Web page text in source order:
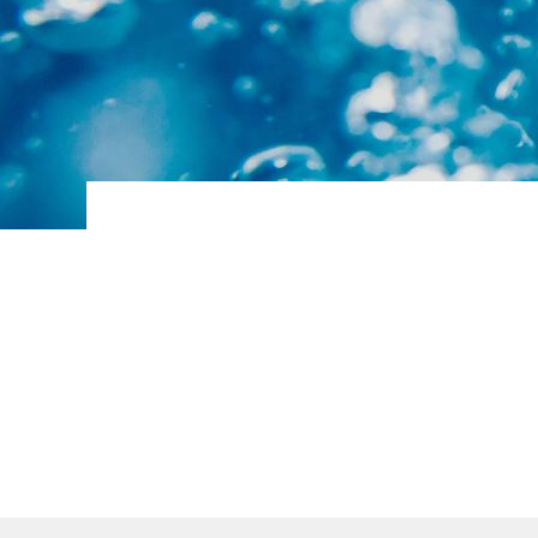
BALLON INDUSTRIEL EAU GLACEE
BALLON INDUSTRIEL TAMPON D EAU
CHAUDE SANITAIRE